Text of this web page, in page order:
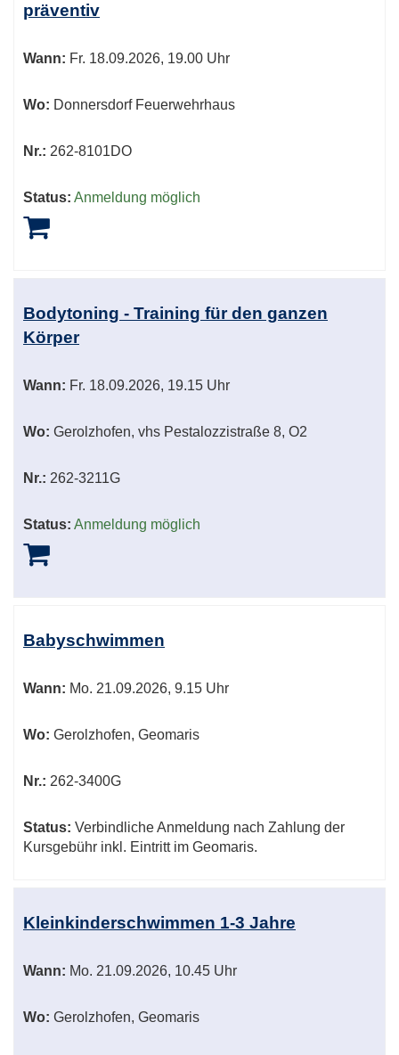
präventiv
Wann: Fr. 18.09.2026, 19.00 Uhr
Wo: Donnersdorf Feuerwehrhaus
Nr.: 262-8101DO
Status: Anmeldung möglich
Bodytoning - Training für den ganzen
Körper
Wann: Fr. 18.09.2026, 19.15 Uhr
Wo: Gerolzhofen, vhs Pestalozzistraße 8, O2
Nr.: 262-3211G
Status: Anmeldung möglich
Babyschwimmen
Wann: Mo. 21.09.2026, 9.15 Uhr
Wo: Gerolzhofen, Geomaris
Nr.: 262-3400G
Status: Verbindliche Anmeldung nach Zahlung der
Kursgebühr inkl. Eintritt im Geomaris.
Kleinkinderschwimmen 1-3 Jahre
Wann: Mo. 21.09.2026, 10.45 Uhr
Wo: Gerolzhofen, Geomaris